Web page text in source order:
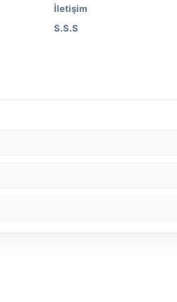
İletişim
S.S.S